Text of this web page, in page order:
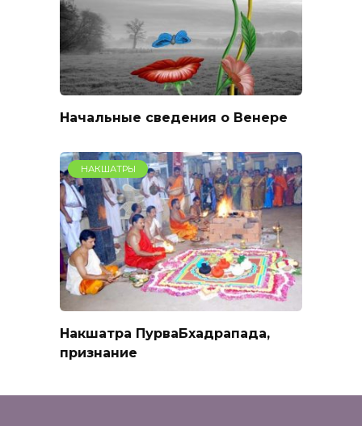
Начальные сведения о Венере
НАКШАТРЫ
Накшатра ПурваБхадрапада,
признание